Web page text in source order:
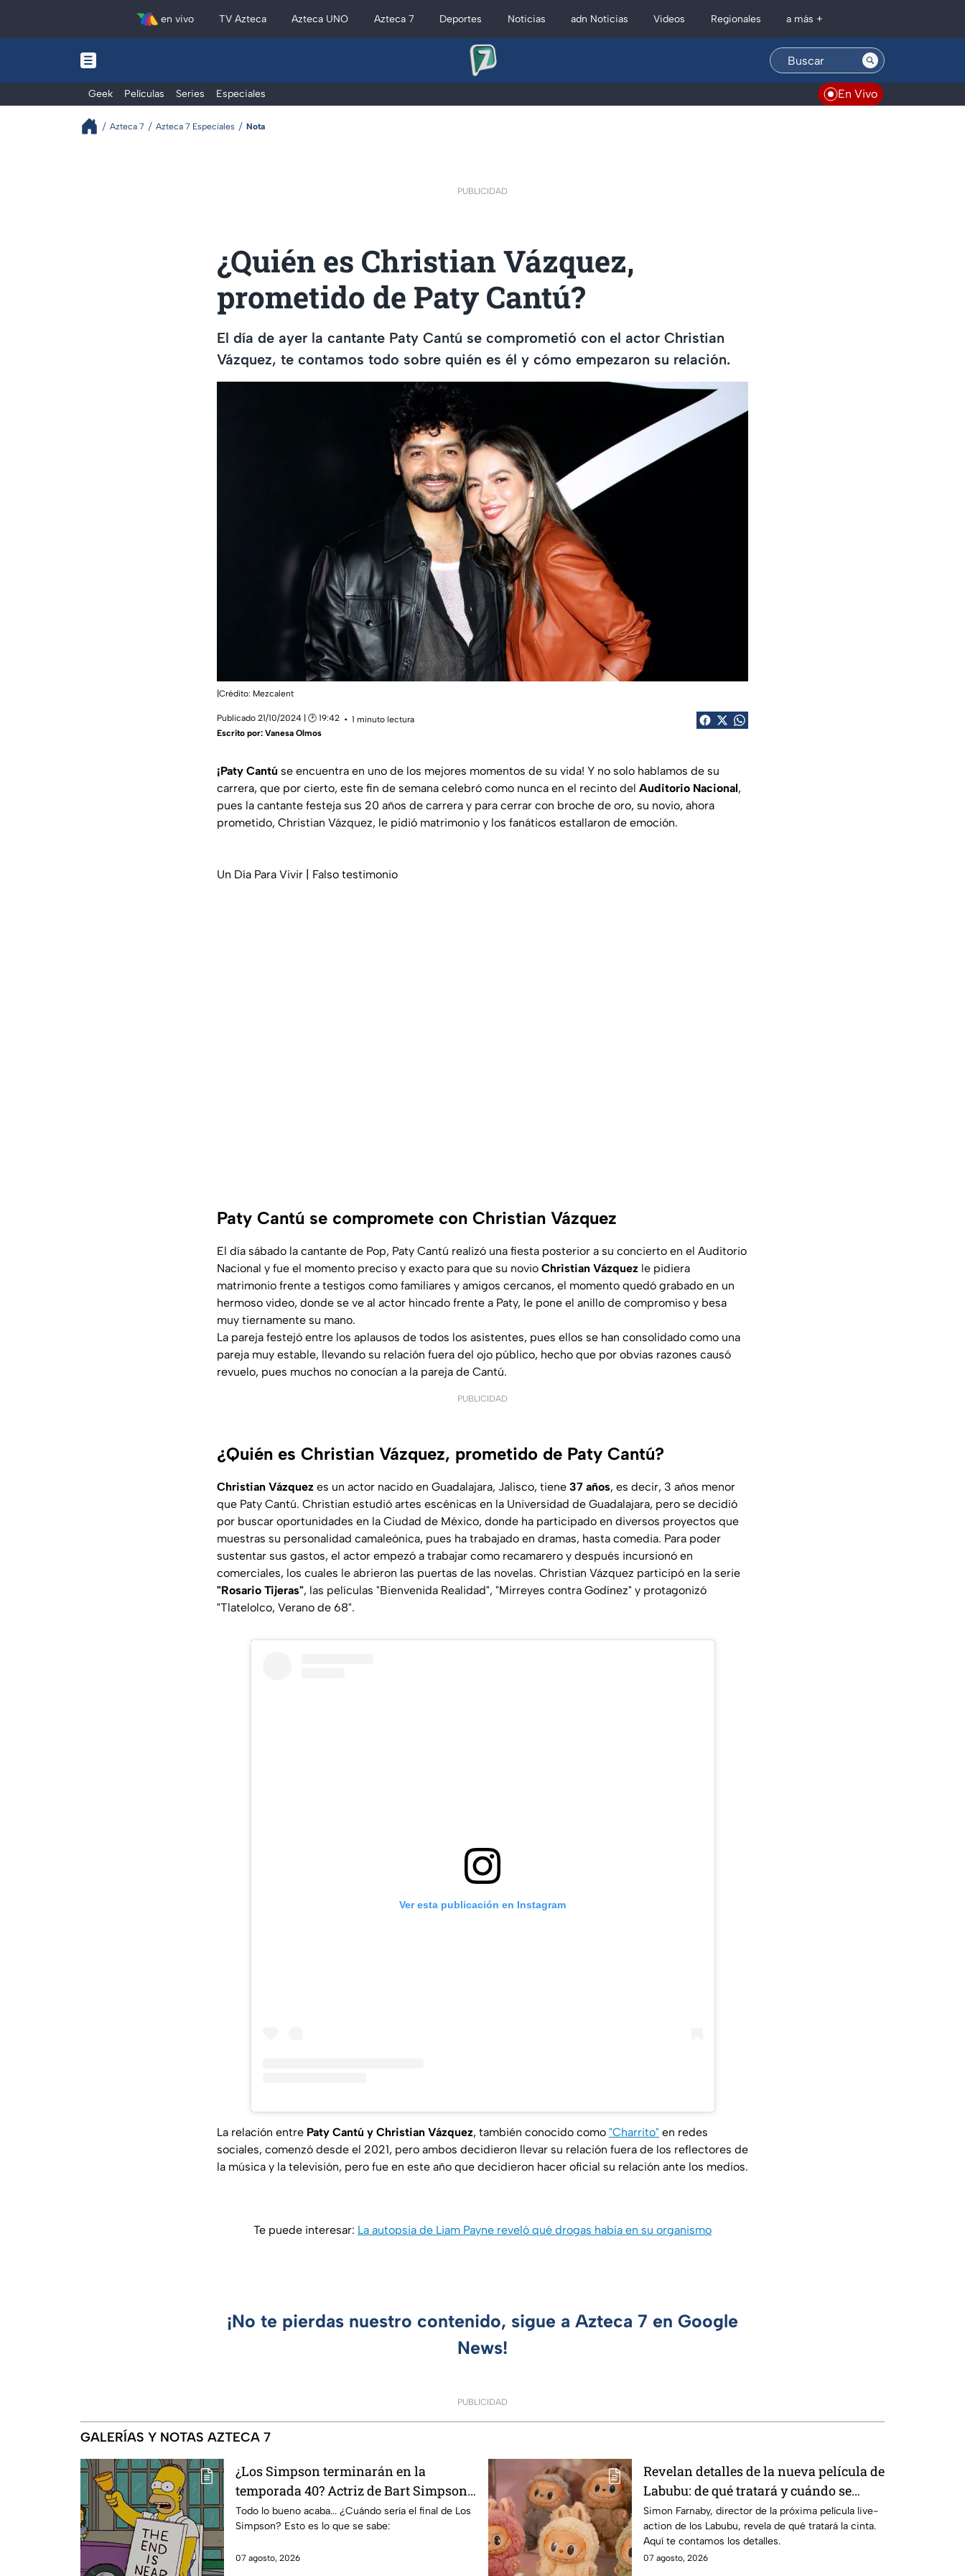
en vivo TV Azteca Azteca UNO Azteca 7 Deportes Noticias adn Noticias Videos Regionales a más +
Geek Películas Series Especiales En Vivo
Azteca 7 Azteca 7 Especiales Nota
PUBLICIDAD
¿Quién es Christian Vázquez,
prometido de Paty Cantú?
El día de ayer la cantante Paty Cantú se comprometió con el actor Christian
Vázquez, te contamos todo sobre quién es él y cómo empezaron su relación.
|Crédito: Mezcalent
Publicado 21/10/2024 | 🕑 19:42
1 minuto lectura
Escrito por: Vanesa Olmos
¡Paty Cantú se encuentra en uno de los mejores momentos de su vida! Y no solo hablamos de su
carrera, que por cierto, este fin de semana celebró como nunca en el recinto del Auditorio Nacional,
pues la cantante festeja sus 20 años de carrera y para cerrar con broche de oro, su novio, ahora
prometido, Christian Vázquez, le pidió matrimonio y los fanáticos estallaron de emoción.
Un Día Para Vivir | Falso testimonio
Paty Cantú se compromete con Christian Vázquez
El día sábado la cantante de Pop, Paty Cantú realizó una fiesta posterior a su concierto en el Auditorio
Nacional y fue el momento preciso y exacto para que su novio Christian Vázquez le pidiera
matrimonio frente a testigos como familiares y amigos cercanos, el momento quedó grabado en un
hermoso video, donde se ve al actor hincado frente a Paty, le pone el anillo de compromiso y besa
muy tiernamente su mano.
La pareja festejó entre los aplausos de todos los asistentes, pues ellos se han consolidado como una
pareja muy estable, llevando su relación fuera del ojo público, hecho que por obvias razones causó
revuelo, pues muchos no conocían a la pareja de Cantú.
PUBLICIDAD
¿Quién es Christian Vázquez, prometido de Paty Cantú?
Christian Vázquez es un actor nacido en Guadalajara, Jalisco, tiene 37 años, es decir, 3 años menor
que Paty Cantú. Christian estudió artes escénicas en la Universidad de Guadalajara, pero se decidió
por buscar oportunidades en la Ciudad de México, donde ha participado en diversos proyectos que
muestras su personalidad camaleónica, pues ha trabajado en dramas, hasta comedia. Para poder
sustentar sus gastos, el actor empezó a trabajar como recamarero y después incursionó en
comerciales, los cuales le abrieron las puertas de las novelas. Christian Vázquez participó en la serie
"Rosario Tijeras", las películas "Bienvenida Realidad", "Mirreyes contra Godínez" y protagonizó
"Tlatelolco, Verano de 68".
Ver esta publicación en Instagram
La relación entre Paty Cantú y Christian Vázquez, también conocido como "Charrito" en redes
sociales, comenzó desde el 2021, pero ambos decidieron llevar su relación fuera de los reflectores de
la música y la televisión, pero fue en este año que decidieron hacer oficial su relación ante los medios.
Te puede interesar: La autopsia de Liam Payne reveló qué drogas había en su organismo
¡No te pierdas nuestro contenido, sigue a Azteca 7 en Google
News!
PUBLICIDAD
GALERÍAS Y NOTAS AZTECA 7
¿Los Simpson terminarán en la
temporada 40? Actriz de Bart Simpson
da IMPACTANTE declaración
Todo lo bueno acaba... ¿Cuándo sería el final de Los
Simpson? Esto es lo que se sabe:
07 agosto, 2026
Revelan detalles de la nueva película de
Labubu: de qué tratará y cuándo se
estrena
Simon Farnaby, director de la próxima película live-
action de los Labubu, revela de qué tratará la cinta.
Aquí te contamos los detalles.
07 agosto, 2026